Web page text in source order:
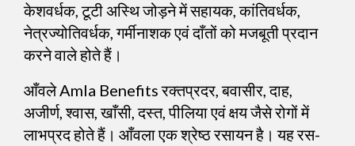
केशवर्धक, टूटी अस्थि जोड़ने में सहायक, कांतिवर्धक,
नेत्रज्योतिवर्धक, गर्मीनाशक एवं दाँतों को मजबूती प्रदान
करने वाले होते हैं।
आँवले Amla Benefits रक्तप्रदर, बवासीर, दाह,
अजीर्ण, श्वास, खाँसी, दस्त, पीलिया एवं क्षय जैसे रोगों में
लाभप्रद होते हैं। आँवला एक श्रेष्ठ रसायन है। यह रस-